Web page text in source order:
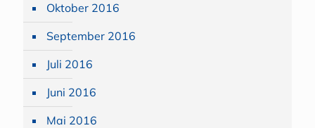
Oktober 2016
September 2016
Juli 2016
Juni 2016
Mai 2016